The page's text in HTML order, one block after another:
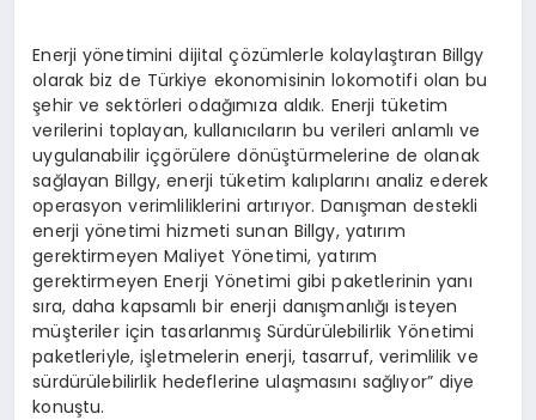
Enerji yönetimini dijital çözümlerle kolaylaştıran Billgy
olarak biz de Türkiye ekonomisinin lokomotifi olan bu
şehir ve sektörleri odağımıza aldık. Enerji tüketim
verilerini toplayan, kullanıcıların bu verileri anlamlı ve
uygulanabilir içgörülere dönüştürmelerine de olanak
sağlayan Billgy, enerji tüketim kalıplarını analiz ederek
operasyon verimliliklerini artırıyor. Danışman destekli
enerji yönetimi hizmeti sunan Billgy, yatırım
gerektirmeyen Maliyet Yönetimi, yatırım
gerektirmeyen Enerji Yönetimi gibi paketlerinin yanı
sıra, daha kapsamlı bir enerji danışmanlığı isteyen
müşteriler için tasarlanmış Sürdürülebilirlik Yönetimi
paketleriyle, işletmelerin enerji, tasarruf, verimlilik ve
sürdürülebilirlik hedeflerine ulaşmasını sağlıyor” diye
konuştu.